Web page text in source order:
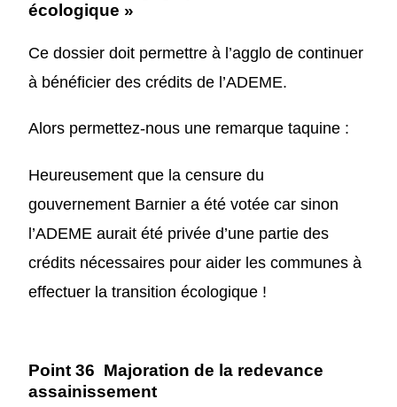
écologique »
Ce dossier doit permettreà l’agglo de continuer
à bénéficier des crédits de l’ADEME.
Alors permettez-nous une remarque taquine :
Heureusement que la censuredu
gouvernement Barniera été votée car sinon
l’ADEME aurait été privée d’une partie des
crédits nécessaires pour aider les communesà
effectuer la transition écologique !
Point 36 Majoration de la redevance
assainissement